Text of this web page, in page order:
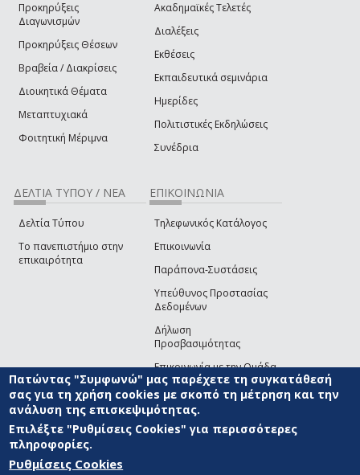
Προκηρύξεις
Διαγωνισμών
Προκηρύξεις Θέσεων
Βραβεία / Διακρίσεις
Διοικητικά Θέματα
Μεταπτυχιακά
Φοιτητική Μέριμνα
Ακαδημαϊκές Τελετές
Διαλέξεις
Εκθέσεις
Εκπαιδευτικά σεμινάρια
Ημερίδες
Πολιτιστικές Εκδηλώσεις
Συνέδρια
ΔΕΛΤΙΑ ΤΥΠΟΥ / ΝΕΑ
Δελτία Τύπου
Το πανεπιστήμιο στην
επικαιρότητα
ΕΠΙΚΟΙΝΩΝΙΑ
Τηλεφωνικός Κατάλογος
Επικοινωνία
Παράπονα-Συστάσεις
Υπεύθυνος Προστασίας
Δεδομένων
Δήλωση
Προσβασιμότητας
Επικοινωνία με την Ομάδα
Ανάπτυξης του site(link sends e-mail)
© ΠΑΝΕΠΙΣΤΗΜΙΟ ΑΙΓΑΙΟΥ ΟΡΟΙ ΧΡΗΣΗΣ
ΑΝΑΠΤΥΞΗΣ
Πατώντας "Συμφωνώ" μας παρέχετε τη συγκατάθεσή
σας για τη χρήση cookies με σκοπό τη μέτρηση και την
ανάλυση της επισκεψιμότητας.
Επιλέξτε "Ρυθμίσεις Cookies" για περισσότερες
πληροφορίες.
Ρυθμίσεις Cookies